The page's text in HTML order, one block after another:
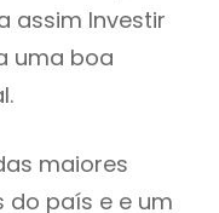
assim Investir
uma boa
maiores
do país e e um